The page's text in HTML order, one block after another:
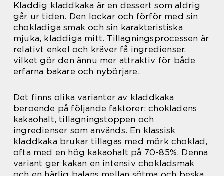
Kladdig kladdkaka är en dessert som aldrig
går ur tiden. Den lockar och förför med sin
chokladiga smak och sin karakteristiska
mjuka, kladdiga mitt. Tillagningsprocessen är
relativt enkel och kräver få ingredienser,
vilket gör den ännu mer attraktiv för både
erfarna bakare och nybörjare.
Det finns olika varianter av kladdkaka
beroende på följande faktorer: chokladens
kakaohalt, tillagningstoppen och
ingredienser som används. En klassisk
kladdkaka brukar tillagas med mörk choklad,
ofta med en hög kakaohalt på 70-85%. Denna
variant ger kakan en intensiv chokladsmak